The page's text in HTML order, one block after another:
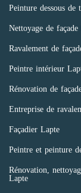
Peinture dessous de
Nettoyage de façade
Ravalement de
Peintre intérieur
Rénovation de
Entreprise de
Façadier Lapte
Peintre et peinture
Rénovation,
Lapte